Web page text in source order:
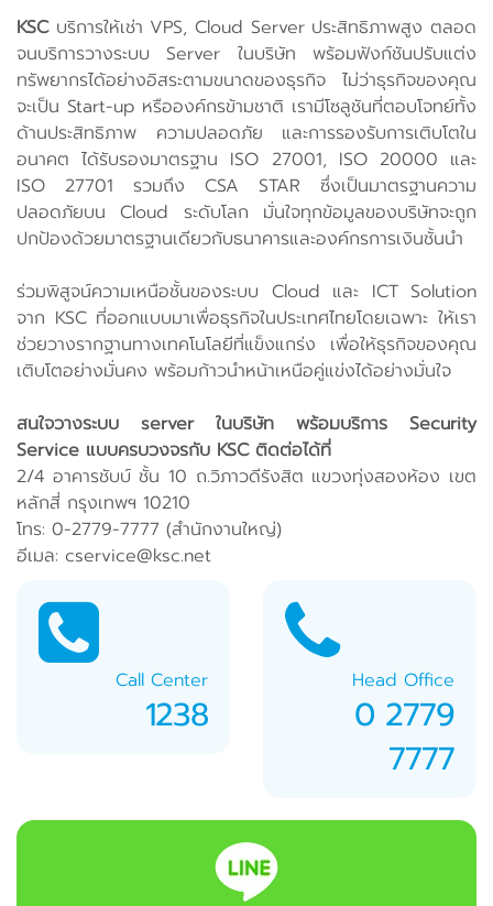
KSCบริการให้เช่า VPS, Cloud Server ประสิทธิภาพสูง ตลอด
จนบริการวางระบบ Server ในบริษัท พร้อมฟังก์ชันปรับแต่ง
ทรัพยากรได้อย่างอิสระตามขนาดของธุรกิจ ไม่ว่าธุรกิจของคุณ
จะเป็น Start-up หรือองค์กรข้ามชาติ เรามีโซลูชันที่ตอบโจทย์ทั้ง
ด้านประสิทธิภาพ ความปลอดภัย และการรองรับการเติบโตใน
อนาคต ได้รับรองมาตรฐาน ISO 27001, ISO 20000 และ
ISO 27701 รวมถึง CSA STAR ซึ่งเป็นมาตรฐานความ
ปลอดภัยบน Cloud ระดับโลก มั่นใจทุกข้อมูลของบริษัทจะถูก
ปกป้องด้วยมาตรฐานเดียวกับธนาคารและองค์กรการเงินชั้นนำ
ร่วมพิสูจน์ความเหนือชั้นของระบบ Cloud และ ICT Solution
จาก KSC ที่ออกแบบมาเพื่อธุรกิจในประเทศไทยโดยเฉพาะ ให้เรา
ช่วยวางรากฐานทางเทคโนโลยีที่แข็งแกร่ง เพื่อให้ธุรกิจของคุณ
เติบโตอย่างมั่นคง พร้อมก้าวนำหน้าเหนือคู่แข่งได้อย่างมั่นใจ
สนใจวางระบบ server ในบริษัท พร้อมบริการ Security
Service แบบครบวงจรกับ KSC ติดต่อได้ที่
2/4 อาคารชับบ์ ชั้น 10 ถ.วิภาวดีรังสิต แขวงทุ่งสองห้อง เขต
หลักสี่ กรุงเทพฯ 10210
โทร: 0-2779-7777 (สำนักงานใหญ่)
อีเมล: cservice@ksc.net
Call Center
1238
Head Office
0 2779
7777